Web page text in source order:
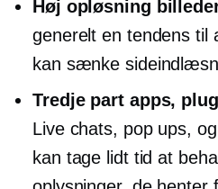
Høj opløsning
generelt en tendens
kan sænke
Tredje partapps,
Live chats, pop ups,
kan tage lidt tid at